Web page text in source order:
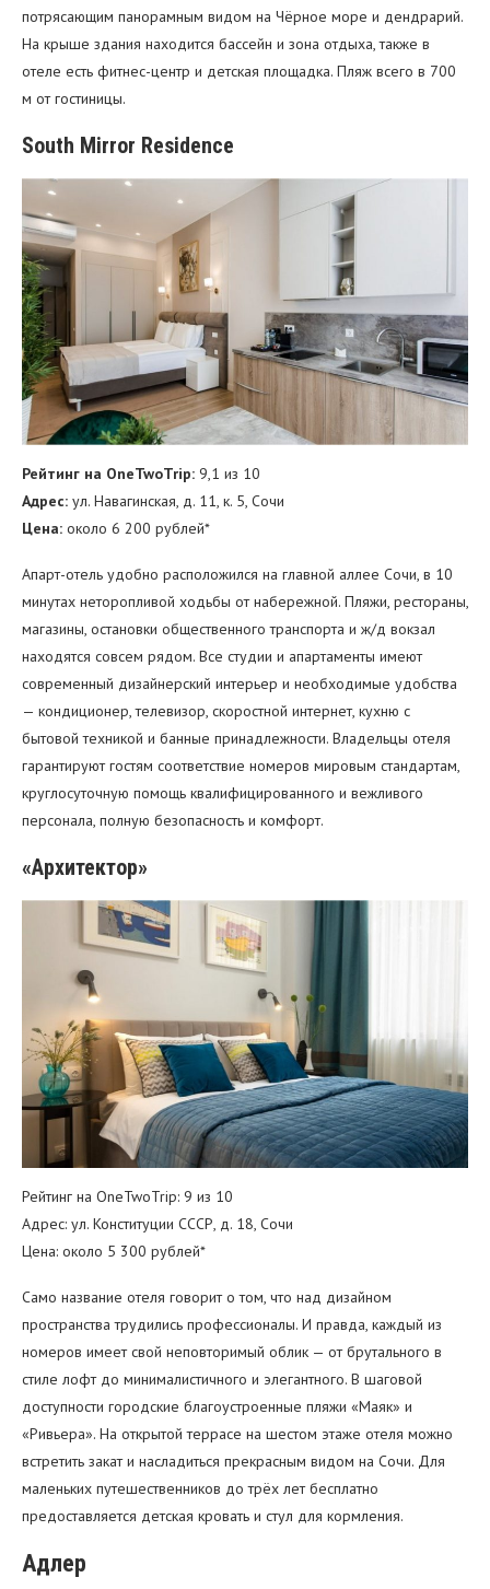
потрясающим панорамным видом на Чёрное море и дендрарий.
На крыше здания находится бассейн и зона отдыха, также в
отеле есть фитнес-центр и детская площадка. Пляж всего в 700
м от гостиницы.
South Mirror Residence
Рейтинг на OneTwoTrip: 9,1 из 10
Адрес: ул. Навагинская, д. 11, к. 5, Сочи
Цена: около 6 200 рублей*
Апарт-отель удобно расположился на главной аллее Сочи, в 10
минутах неторопливой ходьбы от набережной. Пляжи, рестораны,
магазины, остановки общественного транспорта и ж/д вокзал
находятся совсем рядом. Все студии и апартаменты имеют
современный дизайнерский интерьер и необходимые удобства
— кондиционер, телевизор, скоростной интернет, кухню с
бытовой техникой и банные принадлежности. Владельцы отеля
гарантируют гостям соответствие номеров мировым стандартам,
круглосуточную помощь квалифицированного и вежливого
персонала, полную безопасность и комфорт.
«Архитектор»
Рейтинг на OneTwoTrip: 9 из 10
Адрес: ул. Конституции СССР, д. 18, Сочи
Цена: около 5 300 рублей*
Само название отеля говорит о том, что над дизайном
пространства трудились профессионалы. И правда, каждый из
номеров имеет свой неповторимый облик — от брутального в
стиле лофт до минималистичного и элегантного. В шаговой
доступности городские благоустроенные пляжи «Маяк» и
«Ривьера». На открытой террасе на шестом этаже отеля можно
встретить закат и насладиться прекрасным видом на Сочи. Для
маленьких путешественников до трёх лет бесплатно
предоставляется детская кровать и стул для кормления.
Адлер